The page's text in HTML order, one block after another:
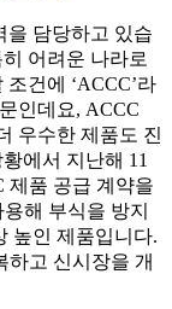
을 담당하고 있습
어려운 나라로
건에 ‘ACCC’라
인데요, ACCC
우수한 제품도 진
에서 지난해 11
제품 공급 계약을
해 부식을 방지
높인 제품입니다.
하고 신시장을 개